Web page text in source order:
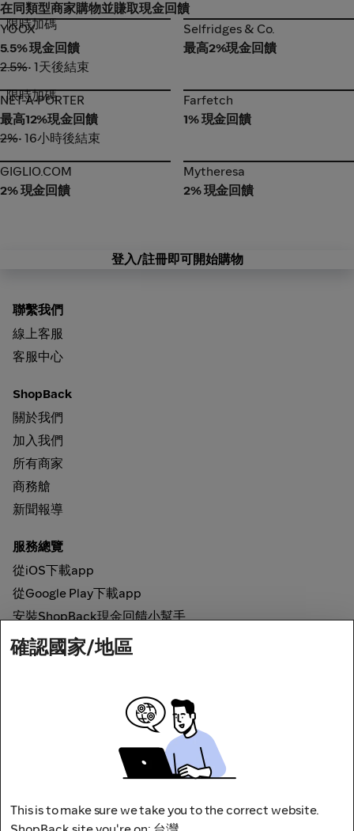
在同類型商家購物並賺取現金回饋
YOOX
限時加碼
YOOX
5.5% 現金回饋
2.5%• 1天後結束
Selfridges & Co.
Selfridges & Co.
最高2%現金回饋
NET-A-PORTER
限時加碼
NET-A-PORTER
最高12%現金回饋
2%• 16小時後結束
Farfetch
Farfetch
1% 現金回饋
GIGLIO.COM
GIGLIO.COM
2% 現金回饋
Mytheresa
Mytheresa
2% 現金回饋
登入/註冊即可開始購物
聯繫我們
線上客服
客服中心
ShopBack
關於我們
加入我們
所有商家
商務艙
新聞報導
服務總覽
從iOS下載app
從Google Play下載app
安裝ShopBack現金回饋小幫手
如何運作
確認國家/地區
This is to make sure we take you to the correct website.